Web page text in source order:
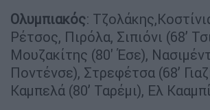
Ολυμπιακός:
Ρέτσος, Πιρόλα, Σιπιόνι (68’
Μουζακίτης (80' Έσε),
Ποντένσε), Στρεφέτσα (68’
Καμπελά (80’ Ταρέμι), Ελ